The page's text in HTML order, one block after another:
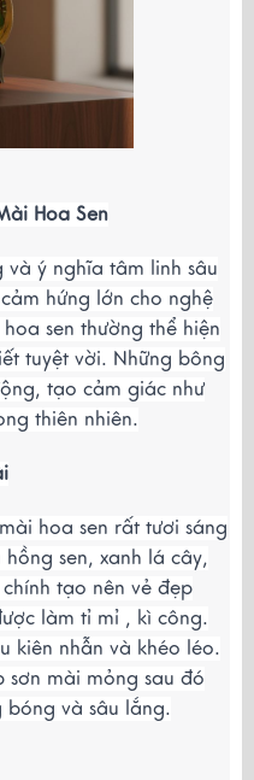
Hoa Sen
và ý nghĩa tâm linh sâu
hứng lớn cho nghệ
sen thường thể hiện
tuyệt vời. Những bông
tạo cảm giác như
thiên nhiên.
hoa sen rất tươi sáng
sen, xanh lá cây,
tạo nên vẻ đẹp
làm tỉ mỉ , kì công.
kiên nhẫn và khéo léo.
mài mỏng sau đó
và sâu lắng.